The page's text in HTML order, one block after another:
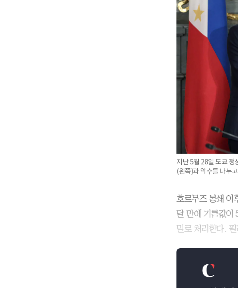
지난 5월 28일 도쿄 정
(왼쪽)과 악수를 나누
호르무즈 봉쇄 이
달 만에 기름값이
밀로 처리한다.